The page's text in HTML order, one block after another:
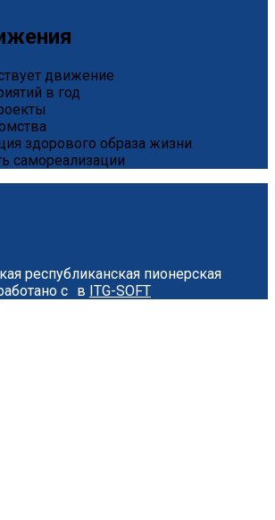
движение
в год
здорового образа жизни
самореализации
республиканская пионерская
с в ITG-SOFT